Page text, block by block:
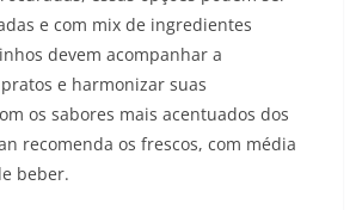
e com mix de ingredientes
devem acompanhar a
e harmonizar suas
os sabores mais acentuados dos
recomenda os frescos, com média
beber.